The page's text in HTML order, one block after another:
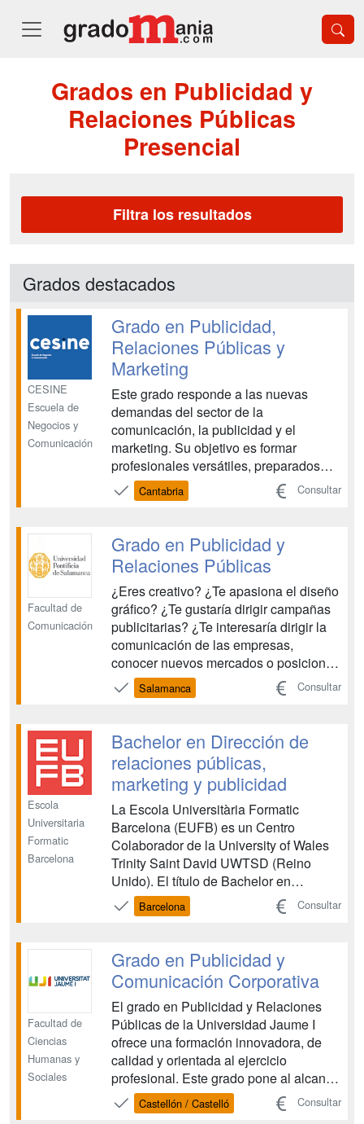
Grados en Publicidad y
Relaciones Públicas
Presencial
Filtra los resultados
Grados destacados
CESINE
Escuela de
Negocios y
Comunicación
Grado en Publicidad,
Relaciones Públicas y
Marketing
Este grado responde a las nuevas
demandas del sector de la
comunicación, la publicidad y el
marketing. Su objetivo es formar
profesionales versátiles, preparados
para destacar en un entorno cambiante
y digitalizado. Adquirirás conocimientos
gestionar campañas en medios
tradicionales y digitales, desarrollar
pen...
Cantabria Consultar
Facultad de
Comunicación
Grado en Publicidad y
Relaciones Públicas
¿Eres creativo? ¿Te apasiona el diseño
gráfico? ¿Te gustaría dirigir campañas
publicitarias? ¿Te interesaría dirigir la
comunicación de las empresas,
conocer nuevos mercados o posicionar
marcas en lo más alto? Con el Grado
en Publicidad y Relaciones Públicas
enfocar tu profesión hacia nuevos retos.
...
Salamanca Consultar
Escola
Universitaria
Formatic
Barcelona
Bachelor en Dirección de
relaciones públicas,
marketing y publicidad
La Escola Universitària Formatic
Barcelona (EUFB) es un Centro
Colaborador de la University of Wales
Trinity Saint David UWTSD (Reino
Unido). El título de Bachelor en
Dirección de Relaciones Públicas,
Marketing y Publicidad lo expide dicha
Espacio Europeo de Educación
Superior (E.E.E.S.) así como el
Suplemento Eur...
Barcelona Consultar
Facultad de
Ciencias
Humanas y
Sociales
Grado en Publicidad y
Comunicación Corporativa
El grado en Publicidad y Relaciones
Públicas de la Universidad Jaume I
ofrece una formación innovadora, de
calidad y orientada al ejercicio
profesional. Este grado pone al alcance
de los estudiantes un plan de estudios
que combina una visión global sobre el
Castellón / Castelló Consultar